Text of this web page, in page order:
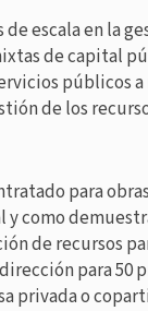
escala en la
de capital
públicos
de los
para
como
de recursos
para 50
privada o